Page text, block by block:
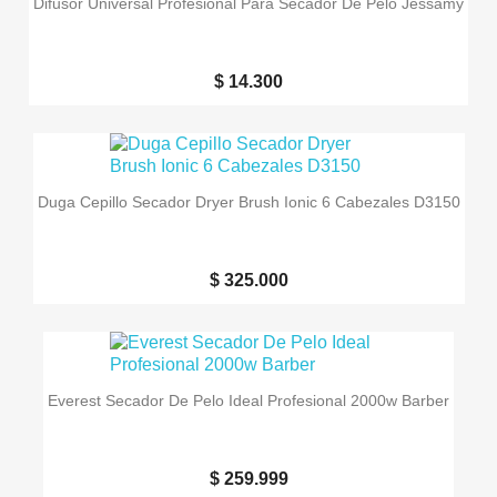
$ 14.300
Duga Cepillo Secador Dryer Brush Ionic 6 Cabezales D3150
$ 325.000
Everest Secador De Pelo Ideal Profesional 2000w Barber
$ 259.999